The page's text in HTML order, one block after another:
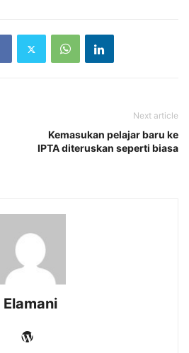
Next article
Kemasukan pelajar baru ke
IPTA diteruskan seperti biasa
Elamani